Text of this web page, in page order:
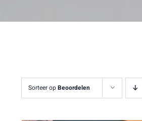
Sorteer opBeoordelen